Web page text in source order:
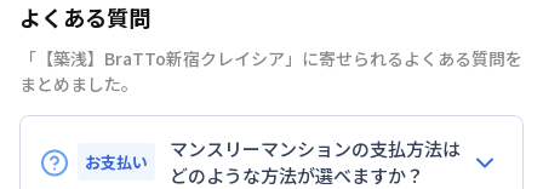
部屋の向き
禁煙・喫煙
交通
東京都新宿線新宿三丁目駅徒歩4分
よくある質問
「【️築浅️】BraTTo新宿クレイシア」に寄せられるよくある質問を
まとめました。
お支払い
マンスリーマンションの支払方法は
どのような方法が選べますか？